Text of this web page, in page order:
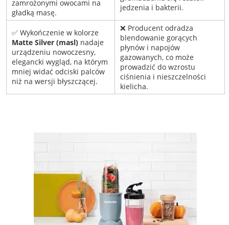
zamrożonymi owocami na
gładką masę.
jedzenia i bakterii.
✅ Wykończenie w kolorze
Matte Silver (masl)nadaje
urządzeniu nowoczesny,
elegancki wygląd, na którym
mniej widać odciski palców
niż na wersji błyszczącej.
❌ Producent odradza
blendowanie gorących
płynów i napojów
gazowanych, co może
prowadzić do wzrostu
ciśnienia i nieszczelności
kielicha.